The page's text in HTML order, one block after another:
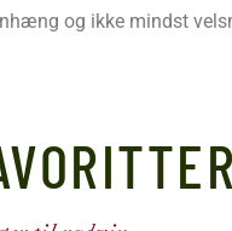
og ikke mindst